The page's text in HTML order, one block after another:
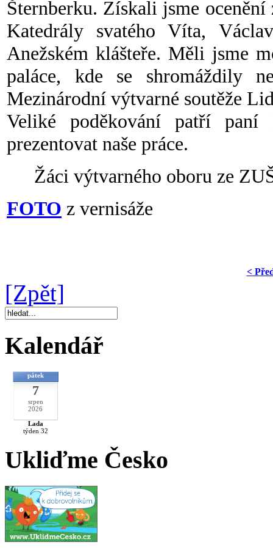
Šternberku. Získali jsme
Katedrály svatého Víta,
Anežském klášteře. Měli jsme
paláce, kde se shromáždily
Mezinárodní výtvarné soutěže
Veliké poděkování patří
prezentovat naše práce.
Žáci výtvarného oboru ze
FOTO z vernisáže
<
[Zpět]
Kalendář
pátek
7
srpen
2026
Lada
týden 32
Ukliďme Česko